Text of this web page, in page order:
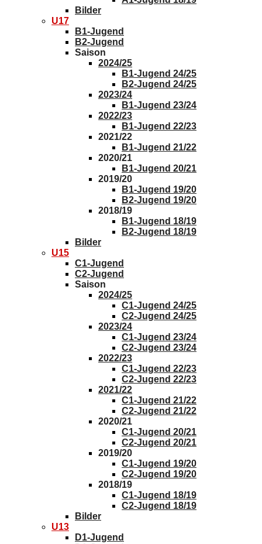
Bilder
U17
B1-Jugend
B2-Jugend
Saison
2024/25
B1-Jugend 24/25
B2-Jugend 24/25
2023/24
B1-Jugend 23/24
2022/23
B1-Jugend 22/23
2021/22
B1-Jugend 21/22
2020/21
B1-Jugend 20/21
2019/20
B1-Jugend 19/20
B2-Jugend 19/20
2018/19
B1-Jugend 18/19
B2-Jugend 18/19
Bilder
U15
C1-Jugend
C2-Jugend
Saison
2024/25
C1-Jugend 24/25
C2-Jugend 24/25
2023/24
C1-Jugend 23/24
C2-Jugend 23/24
2022/23
C1-Jugend 22/23
C2-Jugend 22/23
2021/22
C1-Jugend 21/22
C2-Jugend 21/22
2020/21
C1-Jugend 20/21
C2-Jugend 20/21
2019/20
C1-Jugend 19/20
C2-Jugend 19/20
2018/19
C1-Jugend 18/19
C2-Jugend 18/19
Bilder
U13
D1-Jugend